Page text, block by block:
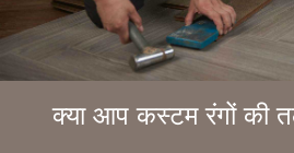
क्या आप कस्टम रंगों की